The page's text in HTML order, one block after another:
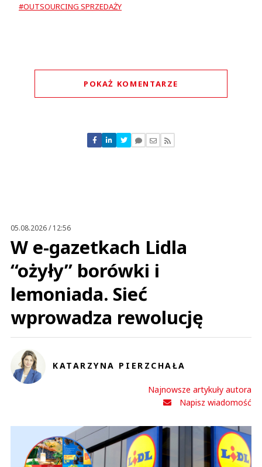
#OUTSOURCING SPRZEDAŻY
POKAŻ KOMENTARZE
Nie znaleziono komentarzy
Zostaw swoje komentarze
05.08.2026 / 12:56
W e-gazetkach Lidla
“ożyły” borówki i
lemoniada. Sieć
wprowadza rewolucję
KATARZYNA PIERZCHAŁA
Najnowsze artykuły autora
Napisz wiadomość